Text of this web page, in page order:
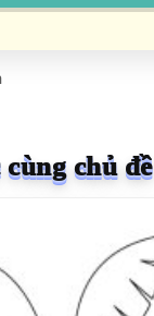
chủ đề